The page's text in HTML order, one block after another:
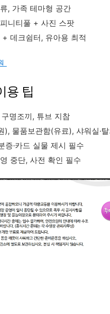
, 가족 테마형 공간
니티풀 + 사진 스팟
+ 데크쉼터, 유아용 최적
용 팁
명조끼, 튜브 지참
), 물품보관함(유료), 샤워실·
증·카드 실물 제시 필수
중단, 사전 확인 필수